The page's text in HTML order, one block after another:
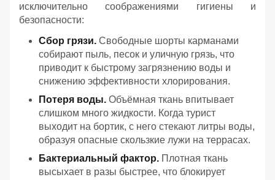
исключительно соображениями гигиены и
безопасности:
Сбор грязи. Свободные шорты карманами
собирают пыль, песок и уличную грязь, что
приводит к быстрому загрязнению воды и
снижению эффективности хлорирования.
Потеря воды. Объёмная ткань впитывает
слишком много жидкости. Когда турист
выходит на бортик, с него стекают литры воды,
образуя опасные скользкие лужи на террасах.
Бактериальный фактор. Плотная ткань
высыхает в разы быстрее, что блокирует